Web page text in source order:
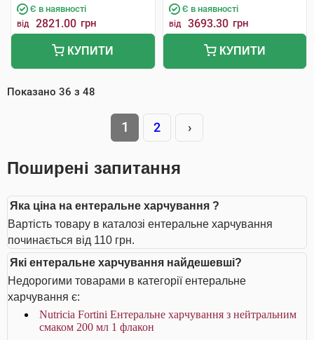
Є в наявності
від 2821.00 грн
КУПИТИ
Є в наявності
від 3693.30 грн
КУПИТИ
Показано 36 з 48
1 2 ›
Поширені запитання
Яка ціна на ентеральне харчування ?
Вартість товару в каталозі ентеральне харчування
починається від 110 грн.
Які ентеральне харчування найдешевші?
Недорогими товарами в категорії ентеральне
харчування є:
Nutricia Fortini Ентеральне харчування з нейтральним
смаком 200 мл 1 флакон